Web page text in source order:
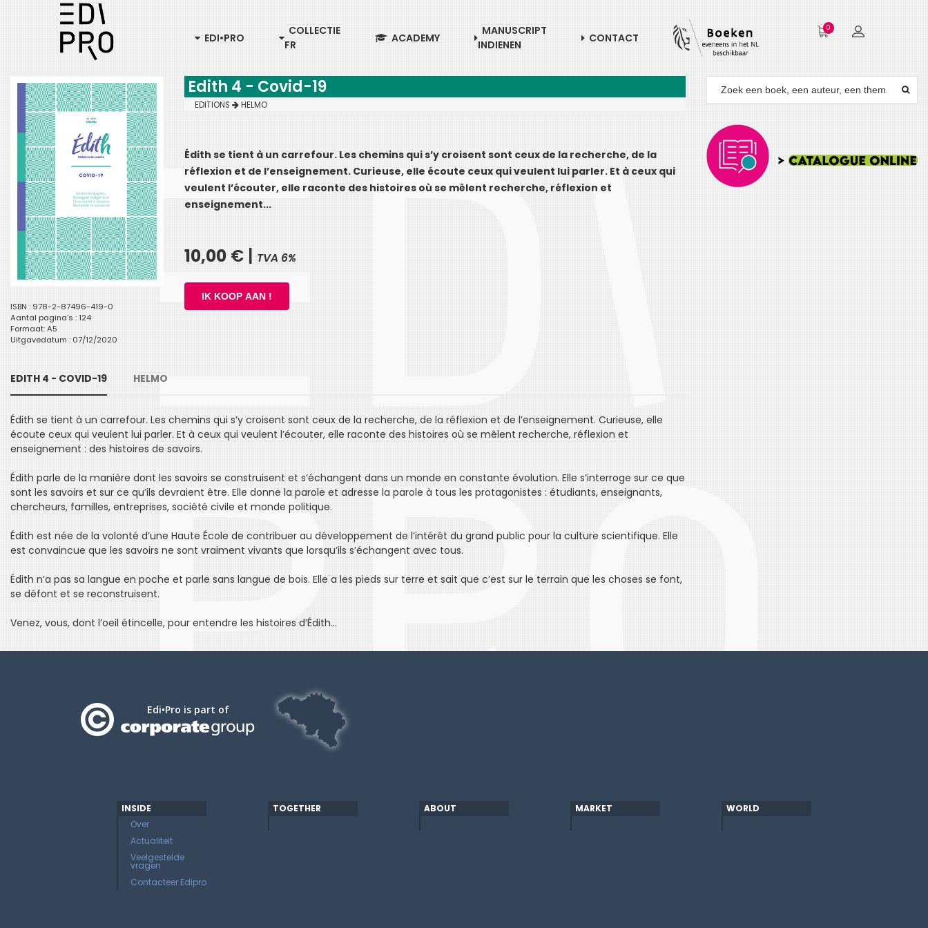
EDI•PRO
COLLECTIE
FR
ACADEMY
MANUSCRIPT
INDIENEN
CONTACT
0
ISBN : 978-2-87496-419-0
Aantal pagina's : 124
Formaat: A5
Uitgavedatum : 07/12/2020
Edith 4 - Covid-19
EDITIONS HELMO
Édith se tient à un carrefour. Les chemins qui s’y croisent sont ceux de la recherche, de la
réflexion et de l’enseignement. Curieuse, elle écoute ceux qui veulent lui parler. Et à ceux qui
veulent l’écouter, elle raconte des histoires où se mêlent recherche, réflexion et
enseignement...
10,00 € | TVA 6%
EDITH 4 - COVID-19 HELMO
Édith se tient à un carrefour. Les chemins qui s’y croisent sont ceux de la recherche, de la réflexion et de l’enseignement. Curieuse, elle
écoute ceux qui veulent lui parler. Et à ceux qui veulent l’écouter, elle raconte des histoires où se mêlent recherche, réflexion et
enseignement : des histoires de savoirs.
Édith parle de la manière dont les savoirs se construisent et s’échangent dans un monde en constante évolution. Elle s’interroge sur ce que
sont les savoirs et sur ce qu’ils devraient être. Elle donne la parole et adresse la parole à tous les protagonistes : étudiants, enseignants,
chercheurs, familles, entreprises, société civile et monde politique.
Édith est née de la volonté d’une Haute École de contribuer au développement de l’intérêt du grand public pour la culture scientifique. Elle
est convaincue que les savoirs ne sont vraiment vivants que lorsqu’ils s’échangent avec tous.
Édith n’a pas sa langue en poche et parle sans langue de bois. Elle a les pieds sur terre et sait que c’est sur le terrain que les choses se font,
se défont et se reconstruisent.
Venez, vous, dont l’oeil étincelle, pour entendre les histoires d’Édith…
Edi•Pro is part of
INSIDE
Over
Actualiteit
Veelgestelde
vragen
Contacteer Edipro
TOGETHER ABOUT MARKET WORLD